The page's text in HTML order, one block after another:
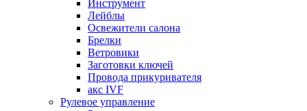
Инструмент
Лейблы
Освежители салона
Брелки
Ветровики
Заготовки ключей
Провода прикуривателя
акс IVF
Рулевое управление